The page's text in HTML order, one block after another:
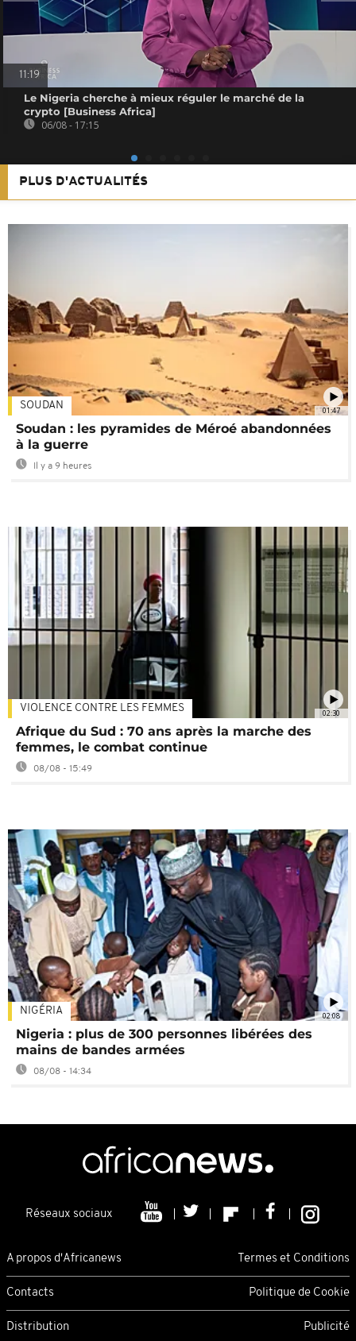
11:19
Le Nigeria cherche à mieux réguler le marché de la
crypto [Business Africa]
06/08 - 17:15
PLUS D'ACTUALITÉS
01:47
SOUDAN
Soudan : les pyramides de Méroé abandonnées
à la guerre
Il y a 9 heures
02:30
VIOLENCE CONTRE LES FEMMES
Afrique du Sud : 70 ans après la marche des
femmes, le combat continue
08/08 - 15:49
02:08
NIGÉRIA
Nigeria : plus de 300 personnes libérées des
mains de bandes armées
08/08 - 14:34
Réseaux sociaux
A propos d'Africanews Termes et Conditions
Contacts Politique de Cookie
Distribution Publicité